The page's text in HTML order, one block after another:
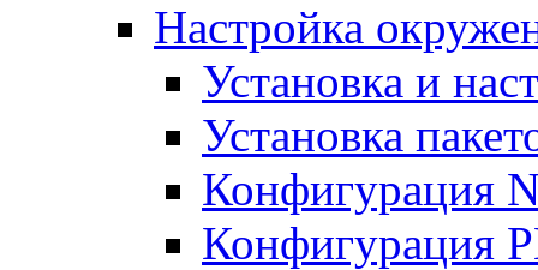
Настройка
Установка и
Установка
Конфигурация
Конфигурация